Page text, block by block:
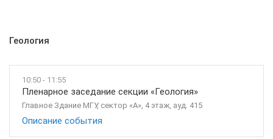
Геология
10:50 - 11:55
Пленарное заседание секции «Геология»
Главное Здание МГУ, сектор «А», 4 этаж, ауд. 415
Описание события